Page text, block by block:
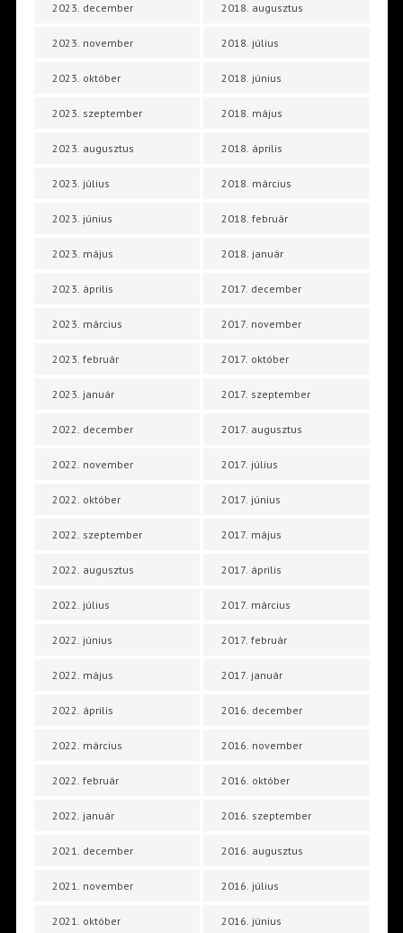
2023. december
2023. november
2023. október
2023. szeptember
2023. augusztus
2023. július
2023. június
2023. május
2023. április
2023. március
2023. február
2023. január
2022. december
2022. november
2022. október
2022. szeptember
2022. augusztus
2022. július
2022. június
2022. május
2022. április
2022. március
2022. február
2022. január
2021. december
2021. november
2021. október
2018. augusztus
2018. július
2018. június
2018. május
2018. április
2018. március
2018. február
2018. január
2017. december
2017. november
2017. október
2017. szeptember
2017. augusztus
2017. július
2017. június
2017. május
2017. április
2017. március
2017. február
2017. január
2016. december
2016. november
2016. október
2016. szeptember
2016. augusztus
2016. július
2016. június